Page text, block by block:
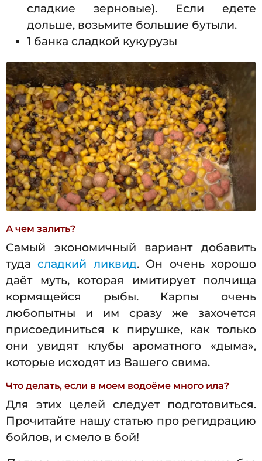
сладкие зерновые). Если едете
дольше, возьмите большие бутыли.
1 банка сладкой кукурузы
А чем залить?
Самый экономичный вариант добавить
тудасладкий ликвид. Он очень хорошо
даёт муть, которая имитирует полчища
кормящейся рыбы. Карпы очень
любопытны и им сразу же захочется
присоединиться к пирушке, как только
они увидят клубы ароматного «дыма»,
которые исходят из Вашего свима.
Что делать, если в моем водоёме много ила?
Для этих целей следует подготовиться.
Прочитайте нашу статью про регидрацию
бойлов, и смело в бой!